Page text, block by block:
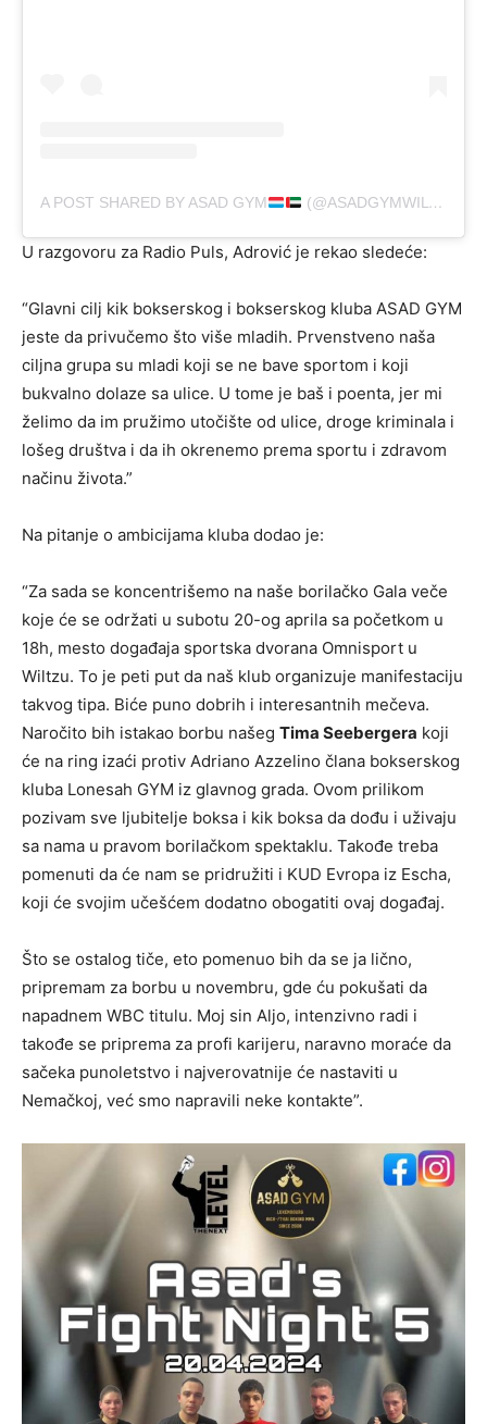
A POST SHARED BY ASAD GYM (@ASADGYMWILTZLUXEMBOURG)
U razgovoru za Radio Puls, Adrović je rekao sledeće:
“Glavni cilj kik bokserskog i bokserskog kluba ASAD GYM
jeste da privučemo što više mladih. Prvenstveno naša
ciljna grupa su mladi koji se ne bave sportom i koji
bukvalno dolaze sa ulice. U tome je baš i poenta, jer mi
želimo da im pružimo utočište od ulice, droge kriminala i
lošeg društva i da ih okrenemo prema sportu i zdravom
načinu života.”
Na pitanje o ambicijama kluba dodao je:
“Za sada se koncentrišemo na naše borilačko Gala veče
koje će se održati u subotu 20-og aprila sa početkom u
18h, mesto događaja sportska dvorana Omnisport u
Wiltzu. To je peti put da naš klub organizuje manifestaciju
takvog tipa. Biće puno dobrih i interesantnih mečeva.
Naročito bih istakao borbu našeg Tima Seebergera koji
će na ring izaći protiv Adriano Azzelino člana bokserskog
kluba Lonesah GYM iz glavnog grada. Ovom prilikom
pozivam sve ljubitelje boksa i kik boksa da dođu i uživaju
sa nama u pravom borilačkom spektaklu. Takođe treba
pomenuti da će nam se pridružiti i KUD Evropa iz Escha,
koji će svojim učešćem dodatno obogatiti ovaj događaj.
Što se ostalog tiče, eto pomenuo bih da se ja lično,
pripremam za borbu u novembru, gde ću pokušati da
napadnem WBC titulu. Moj sin Aljo, intenzivno radi i
takođe se priprema za profi karijeru, naravno moraće da
sačeka punoletstvo i najverovatnije će nastaviti u
Nemačkoj, već smo napravili neke kontakte”.